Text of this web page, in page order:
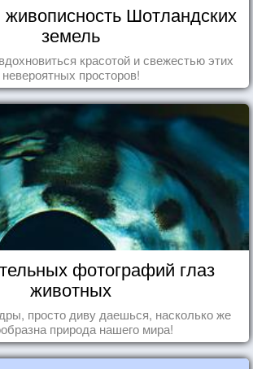
Шотландских
земель
красотой и свежестью этих
невероятных просторов!
фотографий глаз
животных
просто диву даешься, насколько же
природа нашего мира!